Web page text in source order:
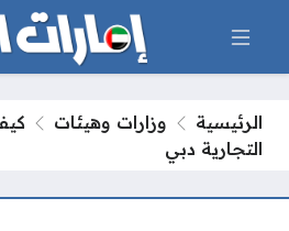
الرئيسية وزارات وهيئات
التجارية دبي